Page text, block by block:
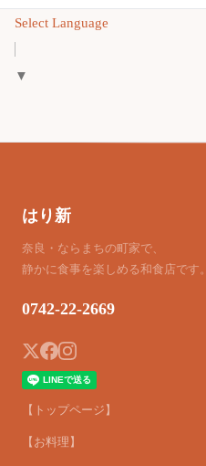
Select Language
▼
はり新
奈良・ならまちの町家で、
静かに食事を楽しめる和食店です。
0742-22-2669
【トップページ】
【お料理】